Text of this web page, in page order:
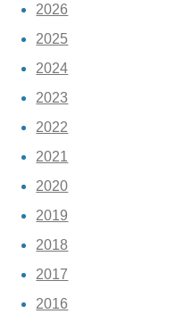
2026
2025
2024
2023
2022
2021
2020
2019
2018
2017
2016